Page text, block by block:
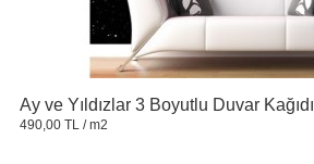
Ay ve Yıldızlar 3 Boyutlu Duvar Kağıdı
490,00 TL / m2